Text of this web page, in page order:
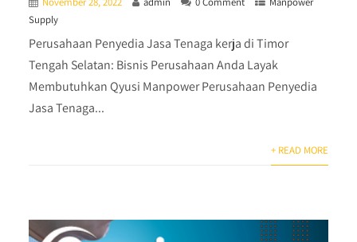
Supply
Perusahaan Penyedia Jasa Tenaga kerja di Timor
Tengah Selatan: Bisnis Perusahaan Anda Layak
Membutuhkan Qyusi Manpower Perusahaan Penyedia
Jasa Tenaga...
+ READ MORE